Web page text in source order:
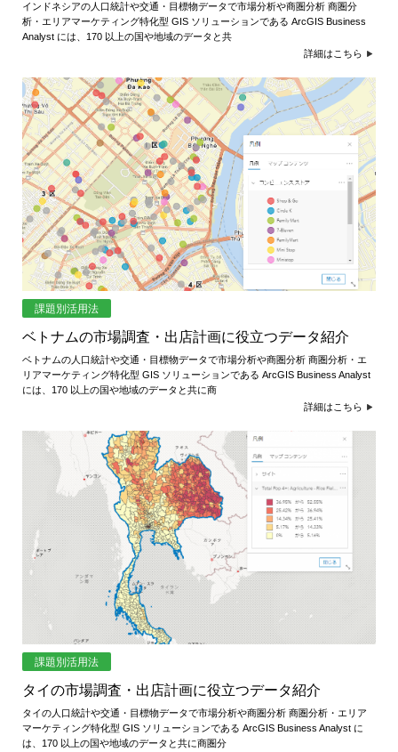
インドネシアの人口統計や交通・目標物データで市場分析や商圏分析 商圏分
析・エリアマーケティング特化型 GIS ソリューションである ArcGIS Business
Analyst には、170 以上の国や地域のデータと共
詳細はこちら
課題別活用法
ベトナムの市場調査・出店計画に役立つデータ紹介
ベトナムの人口統計や交通・目標物データで市場分析や商圏分析 商圏分析・エ
リアマーケティング特化型 GIS ソリューションである ArcGIS Business Analyst
には、170 以上の国や地域のデータと共に商
詳細はこちら
課題別活用法
タイの市場調査・出店計画に役立つデータ紹介
タイの人口統計や交通・目標物データで市場分析や商圏分析 商圏分析・エリア
マーケティング特化型 GIS ソリューションである ArcGIS Business Analyst に
は、170 以上の国や地域のデータと共に商圏分